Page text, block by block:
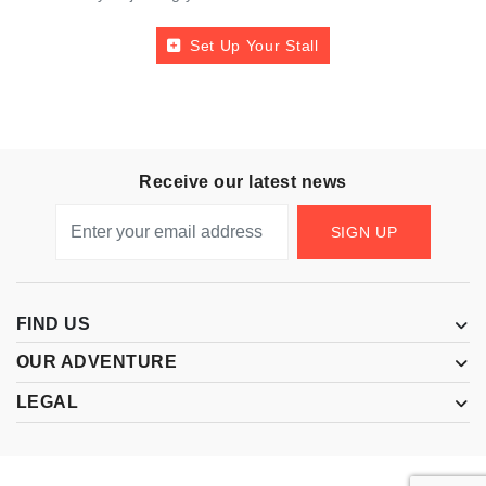
Set Up Your Stall
Receive our latest news
SIGN UP
FIND US
OUR ADVENTURE
LEGAL